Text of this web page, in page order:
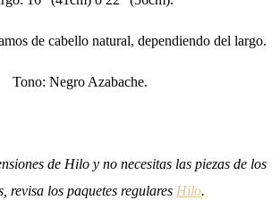
de cabello natural, dependiendo del largo.
Tono: Negro Azabache.
de Hilo y no necesitas las piezas de los
revisa los paquetes regulares Hilo.